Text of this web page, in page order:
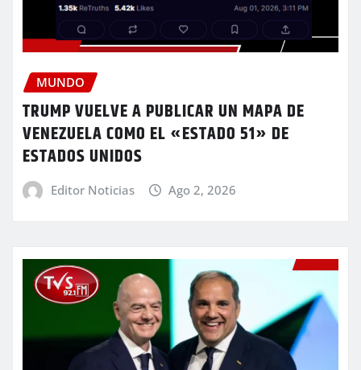
MUNDO
TRUMP VUELVE A PUBLICAR UN MAPA DE
VENEZUELA COMO EL «ESTADO 51» DE
ESTADOS UNIDOS
Editor Noticias Ago 2, 2026